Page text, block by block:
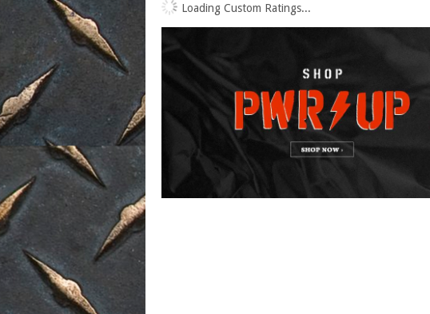
Loading Custom Ratings...